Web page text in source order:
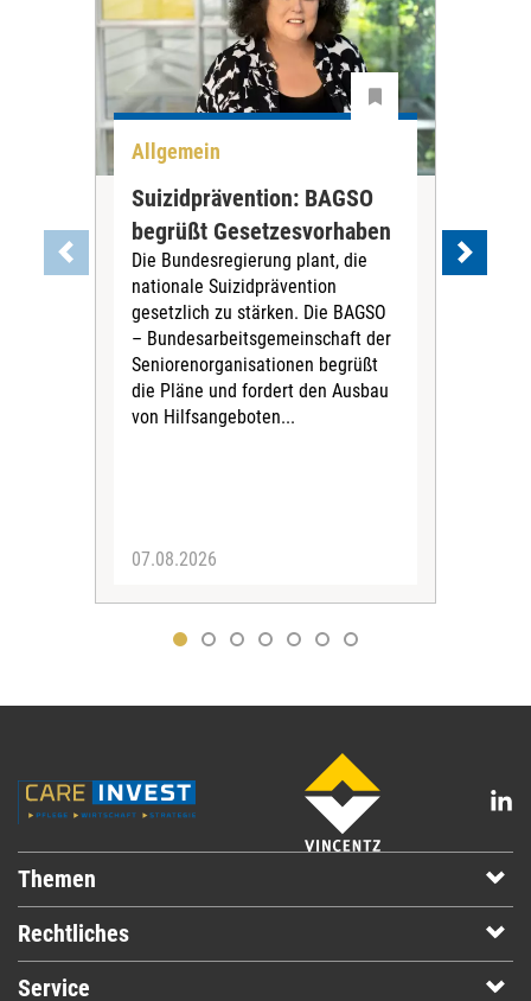
Allgemein
Suizidprävention: BAGSO
begrüßt Gesetzesvorhaben
Die Bundesregierung plant, die
nationale Suizidprävention
gesetzlich zu stärken. Die BAGSO
– Bundesarbeitsgemeinschaft der
Seniorenorganisationen begrüßt
die Pläne und fordert den Ausbau
von Hilfsangeboten...
07.08.2026
Themen
Rechtliches
Service